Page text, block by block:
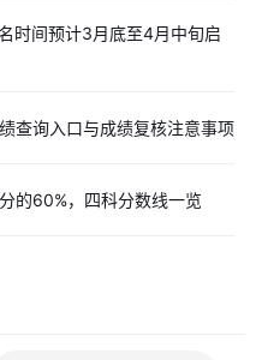
时间预计3月底至4月中旬启
查询入口与成绩复核注意事项
的60%，四科分数线一览